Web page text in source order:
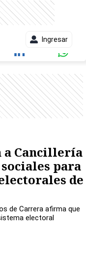
Ingresar
Cancillería
para
de
de Carrera afirma que
electoral